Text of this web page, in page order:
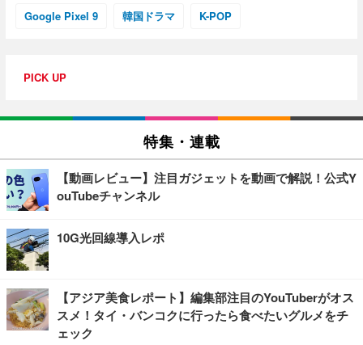
Google Pixel 9 韓国ドラマ K-POP
PICK UP
特集・連載
【動画レビュー】注目ガジェットを動画で解説！公式Y
ouTubeチャンネル
10G光回線導入レポ
【アジア美食レポート】編集部注目のYouTuberがオス
スメ！タイ・バンコクに行ったら食べたいグルメをチ
ェック